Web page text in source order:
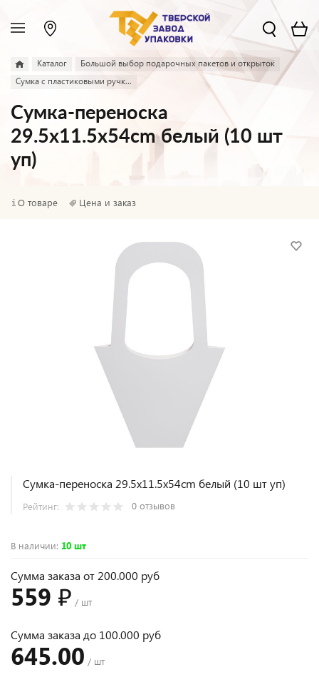
Каталог
Большой выбор подарочных пакетов и открыток
Сумка с пластиковыми ручк...
Сумка-переноска
29.5x11.5x54cm белый (10 шт
уп)
О товаре Цена и заказ
Сумка-переноска 29.5x11.5x54cm белый (10 шт уп)
Рейтинг: 0 отзывов
В наличии: 10 шт
Сумма заказа от 200.000 руб
559 ₽ / шт
Сумма заказа до 100.000 руб
645.00 / шт